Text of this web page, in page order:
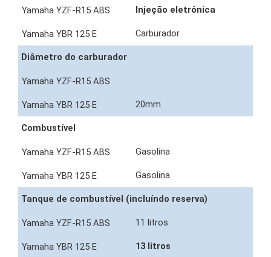
Injeção eletrônica
Carburador
Diâmetro do carburador
20mm
Combustível
Gasolina
Gasolina
Tanque de combustível (incluíndo reserva)
11 litros
13 litros